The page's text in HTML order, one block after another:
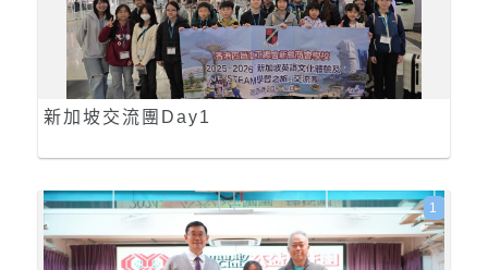
新加坡交流團Day1
1